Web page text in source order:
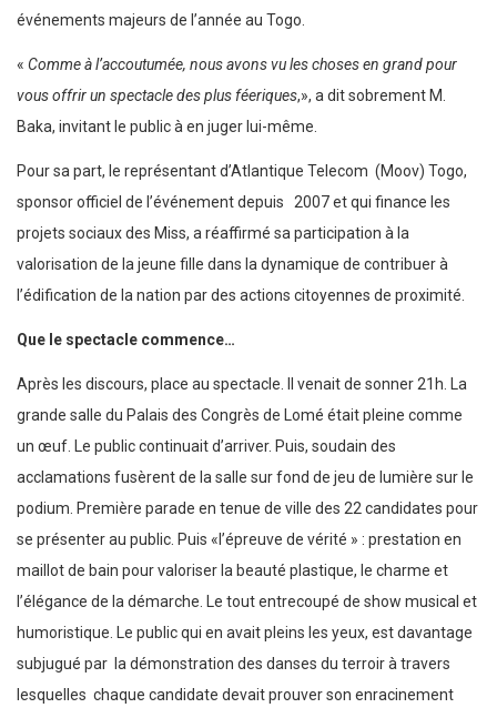
événements majeurs de l’année au Togo.
« Comme à l’accoutumée, nous avons vu les choses en grand pour
vous offrir un spectacle des plus féeriques,», a dit sobrement M.
Baka, invitant le public à en juger lui-même.
Pour sa part, le représentant d’Atlantique Telecom (Moov) Togo,
sponsor officiel de l’événement depuis 2007 et qui finance les
projets sociaux des Miss, a réaffirmé sa participation à la
valorisation de la jeune fille dans la dynamique de contribuer à
l’édification de la nation par des actions citoyennes de proximité.
Que le spectacle commence…
Après les discours, place au spectacle. Il venait de sonner 21h. La
grande salle du Palais des Congrès de Lomé était pleine comme
un œuf. Le public continuait d’arriver. Puis, soudain des
acclamations fusèrent de la salle sur fond de jeu de lumière sur le
podium. Première parade en tenue de ville des 22 candidates pour
se présenter au public. Puis «l’épreuve de vérité » : prestation en
maillot de bain pour valoriser la beauté plastique, le charme et
l’élégance de la démarche. Le tout entrecoupé de show musical et
humoristique. Le public qui en avait pleins les yeux, est davantage
subjugué par la démonstration des danses du terroir à travers
lesquelles chaque candidate devait prouver son enracinement